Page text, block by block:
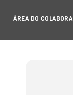
ÁREA DO